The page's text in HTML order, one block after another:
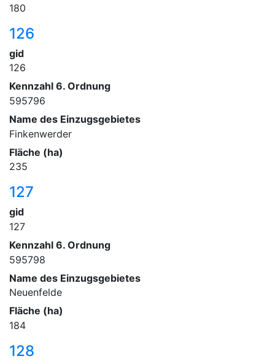
180
126
gid
126
Kennzahl 6. Ordnung
595796
Name des Einzugsgebietes
Finkenwerder
Fläche (ha)
235
127
gid
127
Kennzahl 6. Ordnung
595798
Name des Einzugsgebietes
Neuenfelde
Fläche (ha)
184
128